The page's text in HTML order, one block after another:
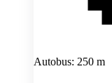
Autobus: 250 m